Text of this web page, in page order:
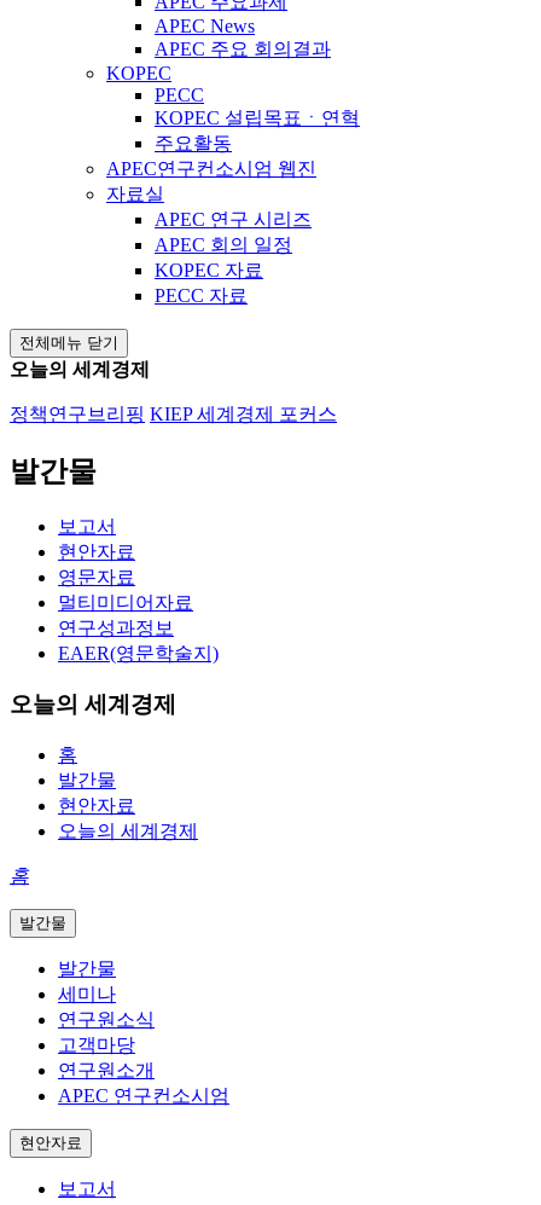
APEC News
APEC 주요 회의결과
KOPEC
PECC
KOPEC 설립목표ㆍ연혁
주요활동
APEC연구컨소시엄 웹진
자료실
APEC 연구 시리즈
APEC 회의 일정
KOPEC 자료
PECC 자료
전체메뉴 닫기
오늘의 세계경제
정책연구브리핑 KIEP 세계경제 포커스
발간물
보고서
현안자료
영문자료
멀티미디어자료
연구성과정보
EAER(영문학술지)
오늘의 세계경제
홈
발간물
현안자료
오늘의 세계경제
홈
발간물
발간물
세미나
연구원소식
고객마당
연구원소개
APEC 연구컨소시엄
현안자료
보고서